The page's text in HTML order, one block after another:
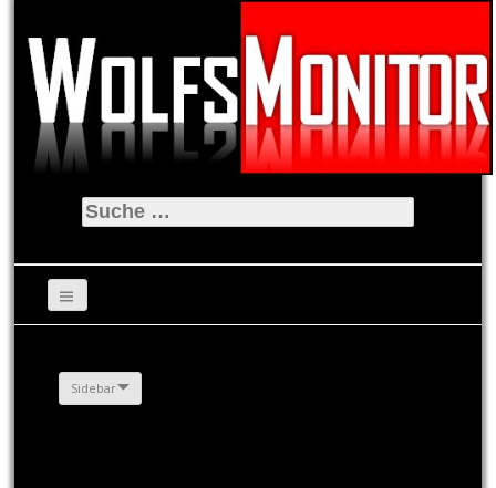
Suche
nach:
Sidebar